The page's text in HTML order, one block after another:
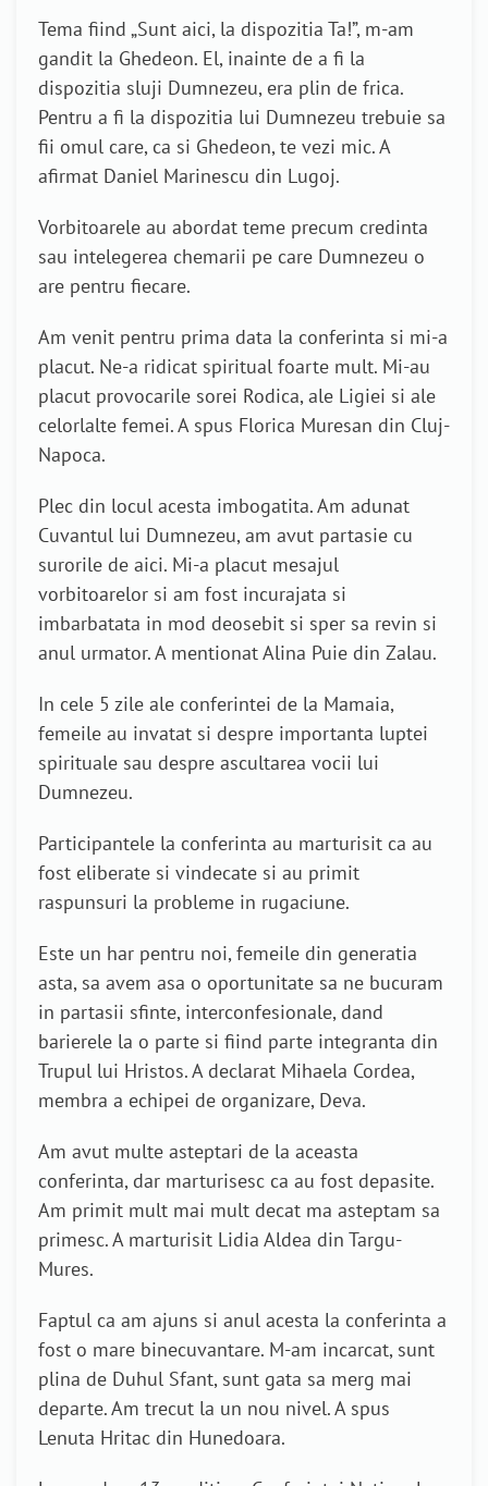
Tema fiind „Sunt aici, la dispozitia Ta!”, m-am
gandit la Ghedeon. El, inainte de a fi la
dispozitia sluji Dumnezeu, era plin de frica.
Pentru a fi la dispozitia lui Dumnezeu trebuie sa
fii omul care, ca si Ghedeon, te vezi mic. A
afirmat Daniel Marinescu din Lugoj.
Vorbitoarele au abordat teme precum credinta
sau intelegerea chemarii pe care Dumnezeu o
are pentru fiecare.
Am venit pentru prima data la conferinta si mi-a
placut. Ne-a ridicat spiritual foarte mult. Mi-au
placut provocarile sorei Rodica, ale Ligiei si ale
celorlalte femei. A spus Florica Muresan din Cluj-
Napoca.
Plec din locul acesta imbogatita. Am adunat
Cuvantul lui Dumnezeu, am avut partasie cu
surorile de aici. Mi-a placut mesajul
vorbitoarelor si am fost incurajata si
imbarbatata in mod deosebit si sper sa revin si
anul urmator. A mentionat Alina Puie din Zalau.
In cele 5 zile ale conferintei de la Mamaia,
femeile au invatat si despre importanta luptei
spirituale sau despre ascultarea vocii lui
Dumnezeu.
Participantele la conferinta au marturisit ca au
fost eliberate si vindecate si au primit
raspunsuri la probleme in rugaciune.
Este un har pentru noi, femeile din generatia
asta, sa avem asa o oportunitate sa ne bucuram
in partasii sfinte, interconfesionale, dand
barierele la o parte si fiind parte integranta din
Trupul lui Hristos. A declarat Mihaela Cordea,
membra a echipei de organizare, Deva.
Am avut multe asteptari de la aceasta
conferinta, dar marturisesc ca au fost depasite.
Am primit mult mai mult decat ma asteptam sa
primesc. A marturisit Lidia Aldea din Targu-
Mures.
Faptul ca am ajuns si anul acesta la conferinta a
fost o mare binecuvantare. M-am incarcat, sunt
plina de Duhul Sfant, sunt gata sa merg mai
departe. Am trecut la un nou nivel. A spus
Lenuta Hritac din Hunedoara.